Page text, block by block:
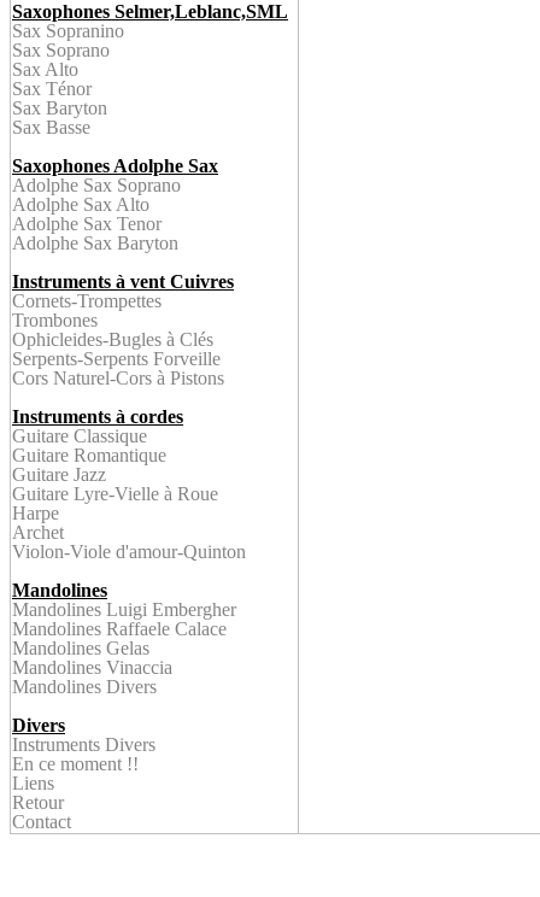
Saxophones Selmer,Leblanc,SML
Sax Sopranino
Sax Soprano
Sax Alto
Sax Ténor
Sax Baryton
Sax Basse
Saxophones Adolphe Sax
Adolphe Sax Soprano
Adolphe Sax Alto
Adolphe Sax Tenor
Adolphe Sax Baryton
Instruments à vent Cuivres
Cornets-Trompettes
Trombones
Ophicleides-Bugles à Clés
Serpents-Serpents Forveille
Cors Naturel-Cors à Pistons
Instruments à cordes
Guitare Classique
Guitare Romantique
Guitare Jazz
Guitare Lyre-Vielle à Roue
Harpe
Archet
Violon-Viole d'amour-Quinton
Mandolines
Mandolines Luigi Embergher
Mandolines Raffaele Calace
Mandolines Gelas
Mandolines Vinaccia
Mandolines Divers
Divers
Instruments Divers
En ce moment !!
Liens
Retour
Contact